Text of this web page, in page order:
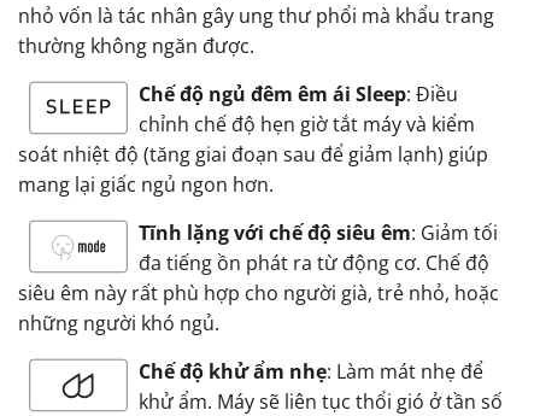
nhỏ vốn là tác nhân gây ung thư phổi mà khẩu trang
thường không ngăn được.
Chế độ ngủ đêm êm ái Sleep: Điều
chỉnh chế độ hẹn giờ tắt máy và kiểm
soát nhiệt độ (tăng giai đoạn sau để giảm lạnh) giúp
mang lại giấc ngủ ngon hơn.
Tĩnh lặng với chế độ siêu êm: Giảm tối
đa tiếng ồn phát ra từ động cơ. Chế độ
siêu êm này rất phù hợp cho người già, trẻ nhỏ, hoặc
những người khó ngủ.
Chế độ khử ẩm nhẹ: Làm mát nhẹ để
khử ẩm. Máy sẽ liên tục thổi gió ở tần số